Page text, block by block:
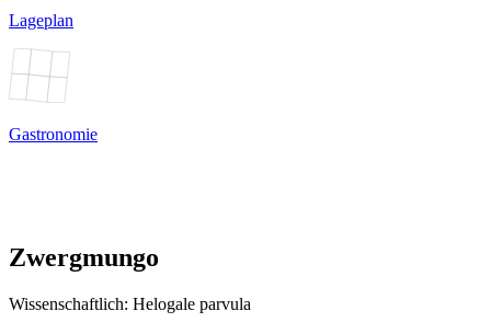
Lageplan
Gastronomie
Zwergmungo
Wissenschaftlich: Helogale parvula